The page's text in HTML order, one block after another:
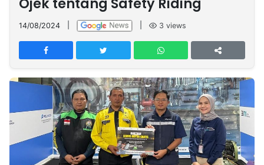
Network
PT
TREETAN
MULTIMEDIA
INDONESIA
Insight
NTB
Suara
Time
IDN
Jogja
Rakyat
Idealita
News
Notice
Dinamikapost.com
Baru
Seedbacklink
14/08/2024 3 views